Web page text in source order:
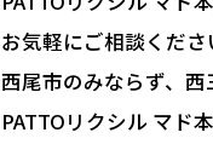
お気軽にご相談くださ
西尾市のみならず、
PATTOリクシル マド